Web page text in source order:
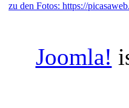
zu den Fotos: https://
Joomla!